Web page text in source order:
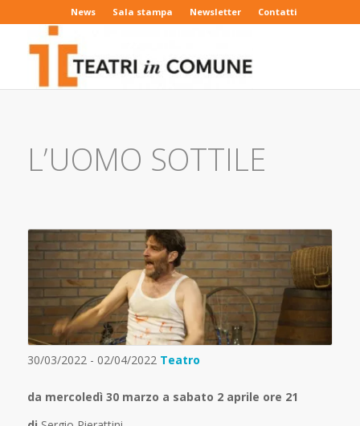
News Sala stampa Newsletter Contatti
L’UOMO SOTTILE
30/03/2022 - 02/04/2022 Teatro
da mercoledì 30 marzo a sabato 2 aprile ore 21